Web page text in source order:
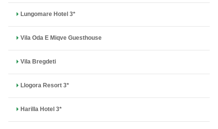
Lungomare Hotel 3*
Vila Oda E Miqve Guesthouse
Vila Bregdeti
Llogora Resort 3*
Harilla Hotel 3*